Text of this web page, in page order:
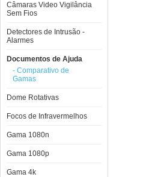
Câmaras Video Vigilância
Sem Fios
Detectores de Intrusão -
Alarmes
Documentos de Ajuda
- Comparativo de
Gamas
Dome Rotativas
Focos de Infravermelhos
Gama 1080n
Gama 1080p
Gama 4k